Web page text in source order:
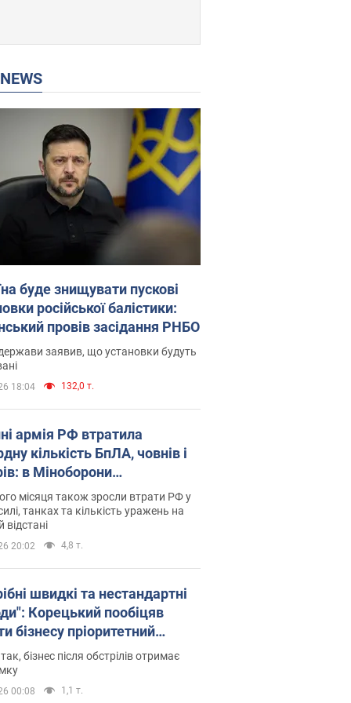
NEWS
буде знищувати пускові
російської балістики:
провів засідання РНБО
заявив, що установки будуть
18:04 132,0 т.
армія РФ втратила
кількість БпЛА, човнів і
в Міноборони
статистику
місяця також зросли втрати РФ у
танках та кількість уражень на
відстані
20:02 4,8 т.
швидкі та нестандартні
Корецький пообіцяв
бізнесу пріоритетний
до наявних складських
бізнес після обстрілів отримає
00:08 1,1 т.